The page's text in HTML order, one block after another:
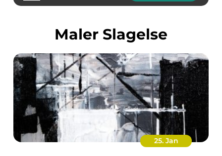
Maler Slagelse
25. Jan